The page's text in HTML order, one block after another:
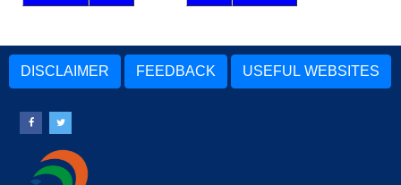
DISCLAIMER FEEDBACK USEFUL WEBSITES